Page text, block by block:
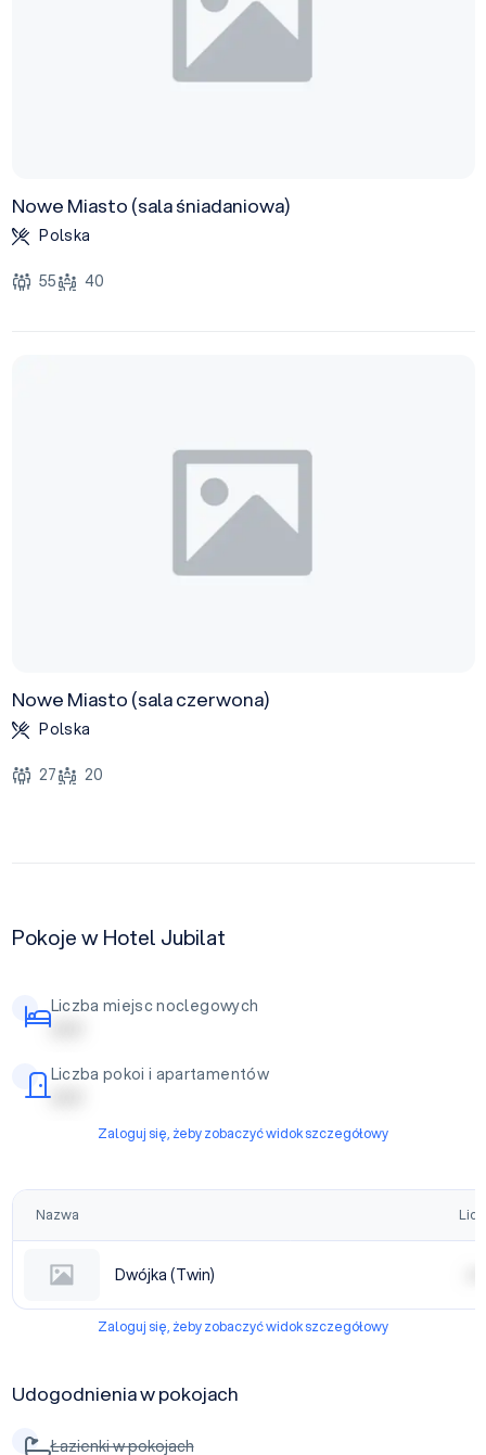
Nowe Miasto (sala śniadaniowa)
Polska
55 40
Nowe Miasto (sala czerwona)
Polska
27 20
Pokoje w Hotel Jubilat
Liczba miejsc noclegowych
| | | | |
Liczba pokoi i apartamentów
| | | | |
Zaloguj się, żeby zobaczyć widok szczegółowy
Nazwa
Dwójka (Twin)
Zaloguj się, żeby zobaczyć widok szczegółowy
Udogodnienia w pokojach
Łazienki w pokojach